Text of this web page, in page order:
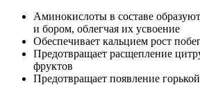
Аминокислоты в составе
и бором, облегчая их усвоение
Обеспечивает кальцием рост
Предотвращает расщепление
фруктов
Предотвращает появление